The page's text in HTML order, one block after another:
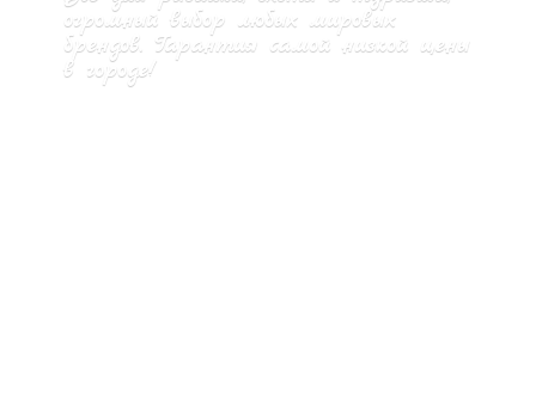
огромный выбор любых мировых
брендов. Гарантия самой низкой цены
в городе!